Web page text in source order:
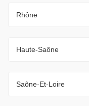
Rhône
Haute-Saône
Saône-Et-Loire